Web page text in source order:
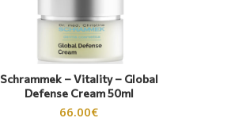
Schrammek – Vitality – Global
Defense Cream 50ml
66.00€